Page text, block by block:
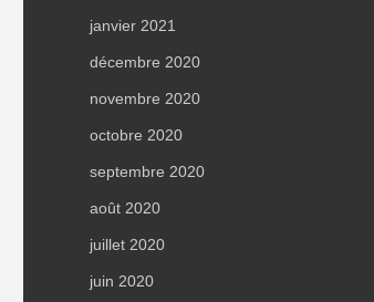
janvier 2021
décembre 2020
novembre 2020
octobre 2020
septembre 2020
août 2020
juillet 2020
juin 2020